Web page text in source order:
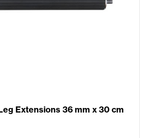
Extensions 36 mm x 30 cm